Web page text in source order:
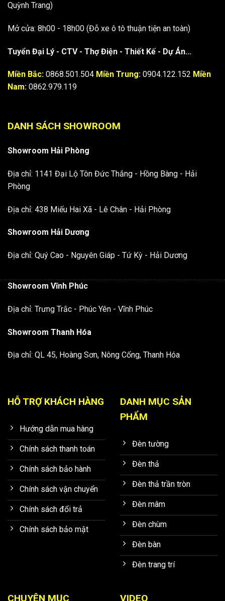
Quỳnh Trang)
Mở cửa: 8h00 - 18h00 (Đỗ xe ô tô thuận tiện an toàn)
Tuyển Đại Lý - CTV - Thợ Điện - Thiết Kế - Dự Án...
Miền Bắc: 0868.501.504 Miền Trung: 0904.122.152 Miền
Nam: 0862.979.119
DANH SÁCH SHOWROOM
Showroom Hải Phòng
Địa chỉ: 1141 Đại Lộ Tôn Đức Thắng - Hồng Bàng - Hải
Phòng
Địa chỉ: 438 Miếu Hai Xã - Lê Chân - Hải Phòng
Showroom Hải Dương
Địa chỉ: Quý Cao - Nguyên Giáp - Tứ Kỳ - Hải Dương
Showroom Vĩnh Phúc
Địa chỉ: Trưng Trắc - Phúc Yên - Vĩnh Phúc
Showroom Thanh Hóa
Địa chỉ: QL 45, Hoàng Sơn, Nông Cống, Thanh Hóa
HỖ TRỢ KHÁCH HÀNG
Hướng dẫn mua hàng
Chính sách thanh toán
Chính sách bảo hành
Chính sách vận chuyển
Chính sách đổi trả
Chính sách bảo mật
DANH MỤC SẢN
PHẨM
Đèn tường
Đèn thả
Đèn thả trần tròn
Đèn mâm
Đèn chùm
Đèn bàn
Đèn trang trí
CHUYÊN MỤC VIDEO